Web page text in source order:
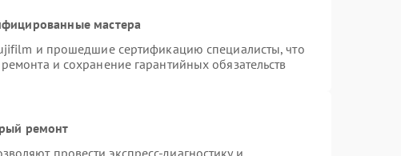
мастера
и прошедшие сертификацию специалисты, что
и сохранение гарантийных обязательств
ремонт
провести экспресс-диагностику и